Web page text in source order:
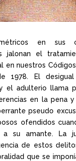
en sus
jalonan el
en nuestros
1978. El
el adulterio llama
en la pena
pseudo
ofendidos
su amante. La
de estos
que se